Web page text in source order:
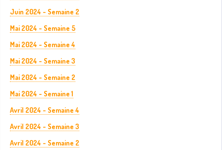
Juin 2024 - Semaine 2
Mai 2024 - Semaine 5
Mai 2024 - Semaine 4
Mai 2024 - Semaine 3
Mai 2024 - Semaine 2
Mai 2024 - Semaine 1
Avril 2024 - Semaine 4
Avril 2024 - Semaine 3
Avril 2024 - Semaine 2